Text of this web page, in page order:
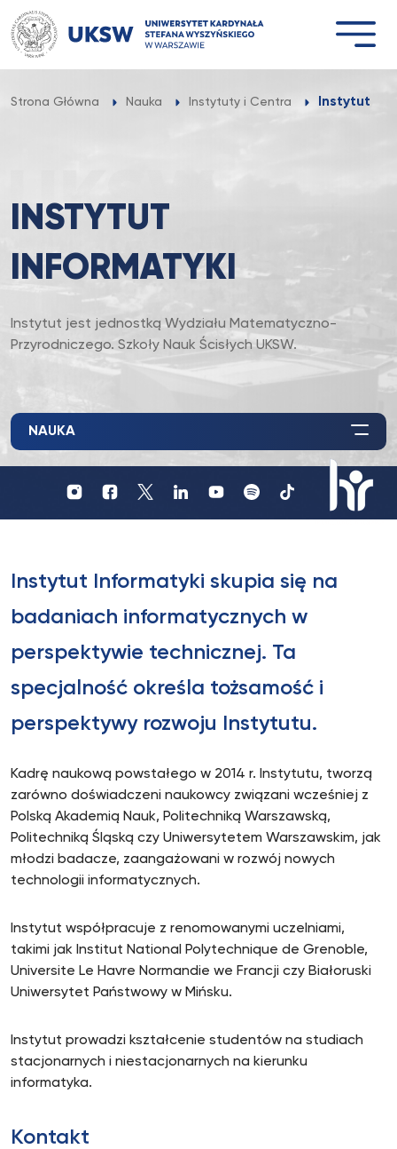
Przejdź
do
treści
Strona Główna Nauka Instytuty i Centra Instytut
INSTYTUT
INFORMATYKI
Instytut jest jednostką Wydziału Matematyczno-
Przyrodniczego. Szkoły Nauk Ścisłych UKSW.
Profil
UKSW
Profil
UKSW
Profil
Profil
UKSW
YouTube
UKSW
UKSW
TikTok
research
NAUKA
Instytut Informatyki skupia się na
badaniach informatycznych w
perspektywie technicznej. Ta
specjalność określa tożsamość i
perspektywy rozwoju Instytutu.
Kadrę naukową powstałego w 2014 r. Instytutu, tworzą
zarówno doświadczeni naukowcy związani wcześniej z
Polską Akademią Nauk, Politechniką Warszawską,
Politechniką Śląską czy Uniwersytetem Warszawskim, jak
młodzi badacze, zaangażowani w rozwój nowych
technologii informatycznych.
Instytut współpracuje z renomowanymi uczelniami,
takimi jak Institut National Polytechnique de Grenoble,
Universite Le Havre Normandie we Francji czy Białoruski
Uniwersytet Państwowy w Mińsku.
Instytut prowadzi kształcenie studentów na studiach
stacjonarnych i niestacjonarnych na kierunku
informatyka.
Kontakt